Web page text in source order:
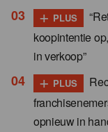
+ PLUS
koopintentie
in verkoop”
+ PLUS
opnieuw in